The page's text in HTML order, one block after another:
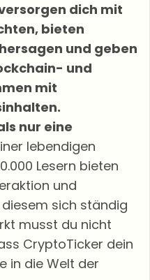
dich mit
bieten
und geben
und
mit
nur eine
lebendigen
Lesern bieten
und
sich ständig
musst du nicht
CryptoTicker dein
in die Welt der